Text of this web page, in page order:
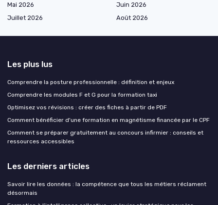
Mai 2026
Juin 2026
Juillet 2026
Août 2026
Les plus lus
Comprendre la posture professionnelle : définition et enjeux
Comprendre les modules F et G pour la formation taxi
Optimisez vos révisions : créer des fiches à partir de PDF
Comment bénéficier d'une formation en magnétisme financée par le CPF
Comment se préparer gratuitement au concours infirmier : conseils et
ressources accessibles
Les derniers articles
Savoir lire les données : la compétence que tous les métiers réclament
désormais